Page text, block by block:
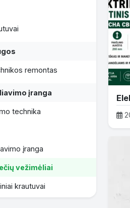
remontas
įranga
technika
įranga
vežimėliai
krautuvai